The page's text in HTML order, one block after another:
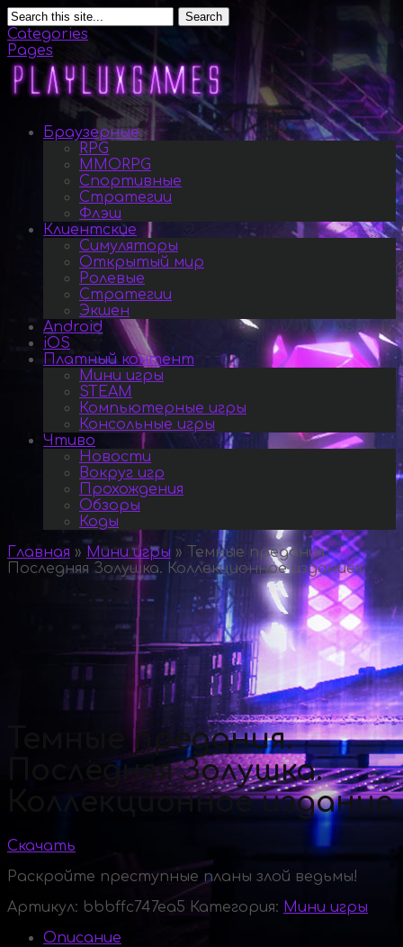
Search
Categories
Pages
Браузерные
RPG
MMORPG
Спортивные
Стратегии
Флэш
Клиентские
Симуляторы
Открытый мир
Ролевые
Стратегии
Экшен
Android
iOS
Платный контент
Мини игры
STEAM
Компьютерные игры
Консольные игры
Чтиво
Новости
Вокруг игр
Прохождения
Обзоры
Коды
Главная » Мини игры » Темные предания.
Последняя Золушка. Коллекционное издание»
Темные предания.
Последняя Золушка.
Коллекционное издание
Скачать
Раскройте преступные планы злой ведьмы!
Артикул: bbbffc747ea5 Категория: Мини игры
Описание